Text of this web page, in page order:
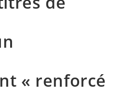
« renforcé